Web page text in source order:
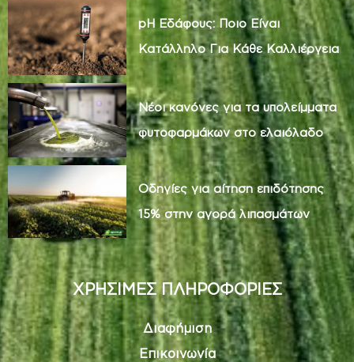
pH Εδάφους: Ποιο Είναι
Κατάλληλο Για Κάθε Καλλιέργεια
Νέοι κανόνες για τα υπολείμματα
φυτοφαρμάκων στο ελαιόλαδο
Οδηγίες για αίτηση επιδότησης
15% στην αγορά λιπασμάτων
ΧΡΗΣΙΜΕΣ ΠΛΗΡΟΦΟΡΙΕΣ
Διαφήμιση
Επικοινωνία